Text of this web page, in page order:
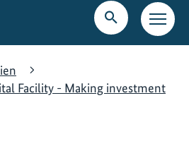
Suche
öffnen
Facility - Making investment